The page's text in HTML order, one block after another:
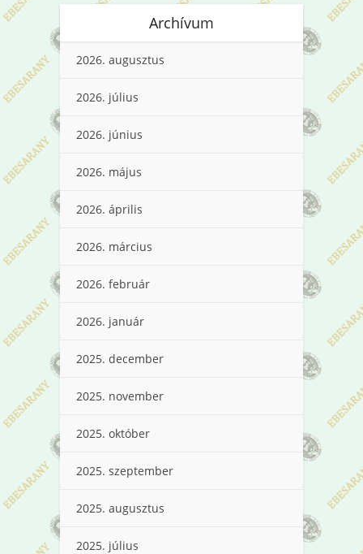
Archívum
2026. augusztus
2026. július
2026. június
2026. május
2026. április
2026. március
2026. február
2026. január
2025. december
2025. november
2025. október
2025. szeptember
2025. augusztus
2025. július